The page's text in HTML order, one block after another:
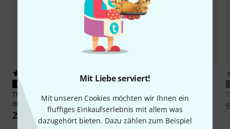
Mit Liebe serviert!
Mit unseren Cookies möchten wir Ihnen ein
fluffiges Einkaufserlebnis mit allem was
dazugehört bieten. Dazu zählen zum Beispiel
PASST GARANTIERT
Thomann Acoustic-Steel Gigbag
BK
24,90 €
Thomann 9V 6LR
1,90 €